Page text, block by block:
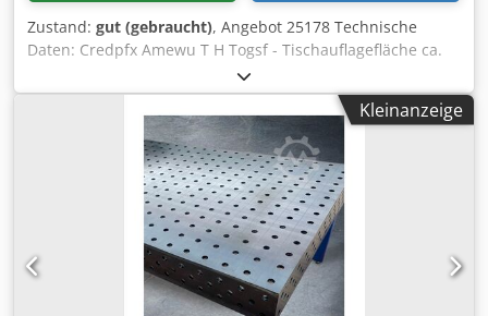
Zustand: gut (gebraucht), Angebot 25178 Technische
Daten: Credpfx Amewu T H Togsf - Tischauflagefläche ca.
1200 x 800 mm - Lochdurchmesser 28 mm - Lochabstand
100 mm - Tischhöhe 880 mm - Beleuchtung -
Steckdosenleiste - Pneumatikanschluss - Platzbedarf ca. B
1400 x H 2400 x T 1100 mm - Gewicht ca. 150 kg
Kleinanzeige